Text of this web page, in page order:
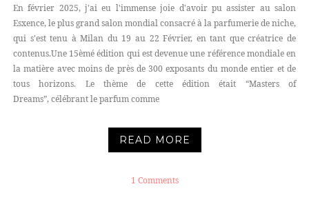
En février 2025, j'ai eu l'immense joie d'avoir pu assister au salon
Esxence, le plus grand salon mondial consacré à la parfumerie de niche,
qui s'est tenu à Milan du 19 au 22 Février, en tant que créatrice de
contenus.Une 15èmé édition qui est devenue une référence mondiale en
la matière avec moins de près de 300 exposants du monde entier et de
tous horizons. Le thème de cette édition était “Masters of
Dreams”, célébrant le parfum comme
READ MORE
1 Comments